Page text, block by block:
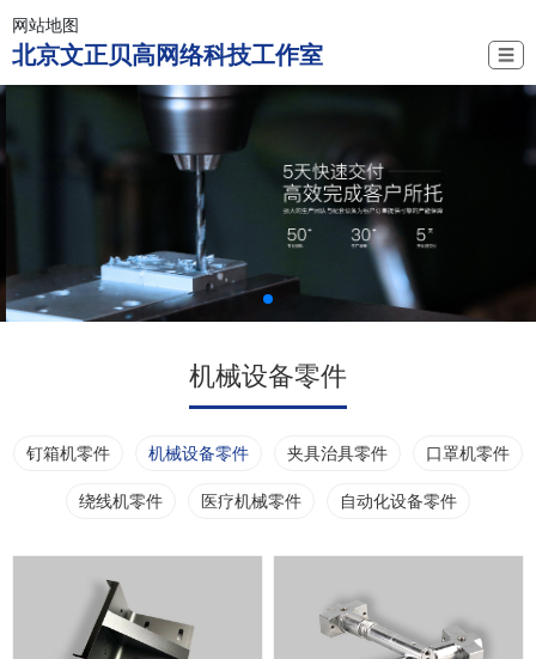
网站地图
北京文正贝高网络科技工作室 ☰
机械设备零件
钉箱机零件 机械设备零件 夹具治具零件 口罩机零件
绕线机零件 医疗机械零件 自动化设备零件